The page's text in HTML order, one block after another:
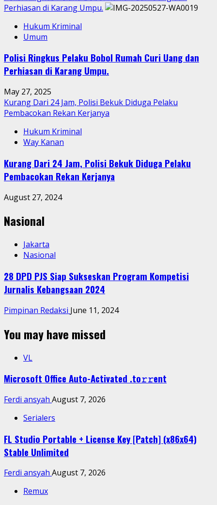
Perhiasan di Karang Umpu.
Hukum Kriminal
Umum
Polisi Ringkus Pelaku Bobol Rumah Curi Uang dan
Perhiasan di Karang Umpu.
May 27, 2025
Kurang Dari 24 Jam, Polisi Bekuk Diduga Pelaku
Pembacokan Rekan Kerjanya
Hukum Kriminal
Way Kanan
Kurang Dari 24 Jam, Polisi Bekuk Diduga Pelaku
Pembacokan Rekan Kerjanya
August 27, 2024
Nasional
Jakarta
Nasional
28 DPD PJS Siap Sukseskan Program Kompetisi
Jurnalis Kebangsaan 2024
Pimpinan Redaksi June 11, 2024
You may have missed
VL
Microsoft Office Auto-Activated .tо𝚛𝚛еnt
Ferdi ansyah August 7, 2026
Serialers
FL Studio Portable + License Key [Patch] (x86x64)
Stable Unlimited
Ferdi ansyah August 7, 2026
Remux